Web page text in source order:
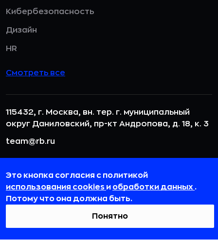
Кибербезопасность
Дизайн
HR
Смотреть все
115432, г. Москва, вн. тер. г. муниципальный
округ Даниловский, пр-кт Андропова, д. 18, к. 3
team@rb.ru
Это кнопка согласия с политикой
использования cookies и обработки данных .
Потому что она должна быть.
Понятно